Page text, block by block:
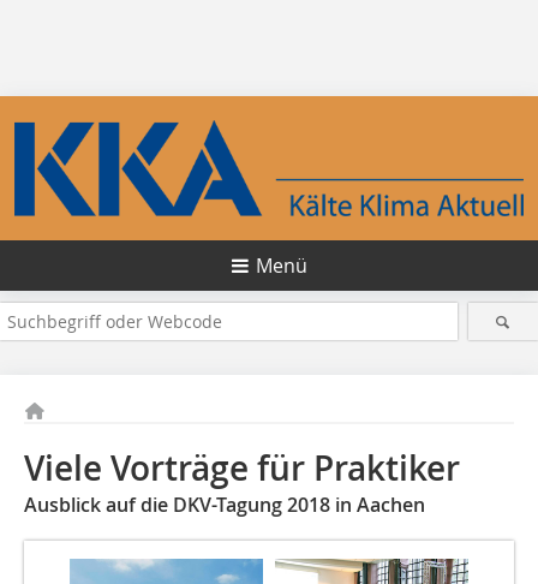
Menü
Viele Vorträge für Praktiker
Ausblick auf die DKV-Tagung 2018 in Aachen